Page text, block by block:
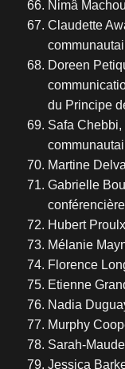
Nimâ
Claudette
Doreen
du Principe
Safa
Martine
Gabrielle
conférencière
Hubert
Mélanie
Florence
Etienne
Nadia
Murphy
Sarah-
Jessica